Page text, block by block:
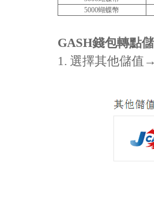
5000蝴蝶幣
GASH錢包轉點
1. 選擇其他儲值